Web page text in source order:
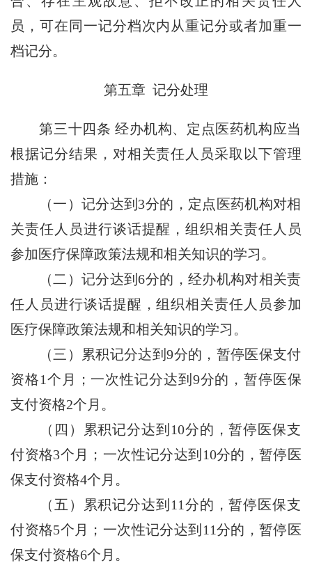
员，可在同一记分档次内从重记分或者加重一
档记分。
第五章 记分处理
第三十四条 经办机构、定点医药机构应当
根据记分结果，对相关责任人员采取以下管理
措施：
（一）记分达到3分的，定点医药机构对相
关责任人员进行谈话提醒，组织相关责任人员
参加医疗保障政策法规和相关知识的学习。
（二）记分达到6分的，经办机构对相关责
任人员进行谈话提醒，组织相关责任人员参加
医疗保障政策法规和相关知识的学习。
（三）累积记分达到9分的，暂停医保支付
资格1个月；一次性记分达到9分的，暂停医保
支付资格2个月。
（四）累积记分达到10分的，暂停医保支
付资格3个月；一次性记分达到10分的，暂停医
保支付资格4个月。
（五）累积记分达到11分的，暂停医保支
付资格5个月；一次性记分达到11分的，暂停医
保支付资格6个月。